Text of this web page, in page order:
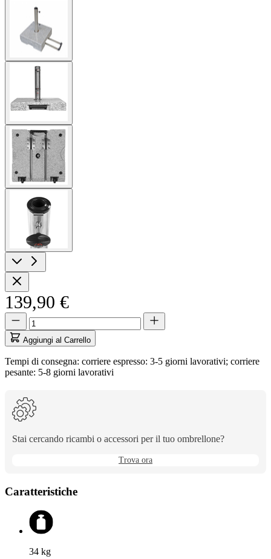
View
larger
image
larger
image
139,90 €
Quantità
aggiornata
1
Quantità
Aggiungi al Carrello
Tempi di consegna: corriere espresso: 3-5 giorni lavorativi; corriere
pesante: 5-8 giorni lavorativi
Stai cercando ricambi o accessori per il tuo ombrellone?
Trova ora
Caratteristiche
34 kg